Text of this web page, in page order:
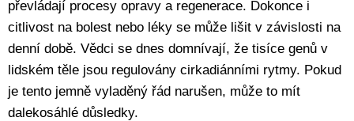
převládají procesy opravy a regenerace. Dokonce i
citlivost na bolest nebo léky se může lišit v závislosti na
denní době. Vědci se dnes domnívají, že tisíce genů v
lidském těle jsou regulovány cirkadiánními rytmy. Pokud
je tento jemně vyladěný řád narušen, může to mít
dalekosáhlé důsledky.